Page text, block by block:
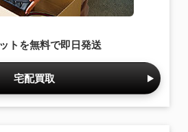
トを無料で即日発送
宅配買取